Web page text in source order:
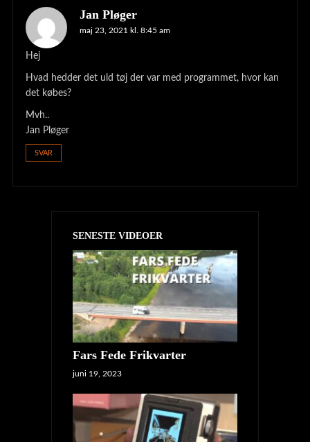
Jan Pløger
maj 23, 2021 kl. 8:45 am
Hej
Hvad hedder det uld tøj der var med programmet, hvor kan
det købes?
Mvh..
Jan Pløger
SVAR
SENESTE VIDEOER
Fars Fede Frikvarter
juni 19, 2023